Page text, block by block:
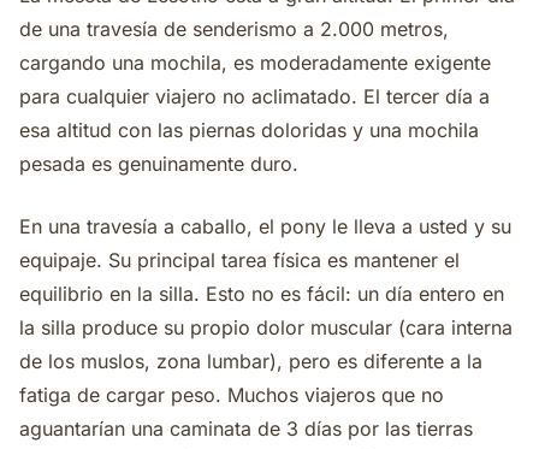
de una travesía de senderismo a 2.000 metros,
cargando una mochila, es moderadamente exigente
para cualquier viajero no aclimatado. El tercer día a
esa altitud con las piernas doloridas y una mochila
pesada es genuinamente duro.
En una travesía a caballo, el pony le lleva a usted y su
equipaje. Su principal tarea física es mantener el
equilibrio en la silla. Esto no es fácil: un día entero en
la silla produce su propio dolor muscular (cara interna
de los muslos, zona lumbar), pero es diferente a la
fatiga de cargar peso. Muchos viajeros que no
aguantarían una caminata de 3 días por las tierras